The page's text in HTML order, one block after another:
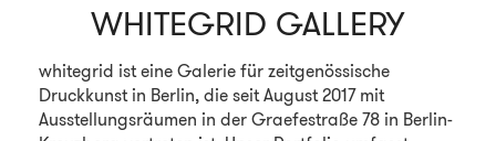
WHITEGRID GALLERY
whitegrid ist eine Galerie für zeitgenössische
Druckkunst in Berlin, die seit August 2017 mit
Ausstellungsräumen in der Graefestraße 78 in Berlin-